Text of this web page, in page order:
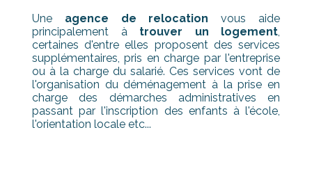
Une agence de relocation vous aide
principalement à trouver un logement,
certaines d'entre elles proposent des services
supplémentaires, pris en charge par l'entreprise
ou à la charge du salarié. Ces services vont de
l'organisation du déménagement à la prise en
charge des démarches administratives en
passant par l'inscription des enfants à l'école,
l'orientation locale etc...